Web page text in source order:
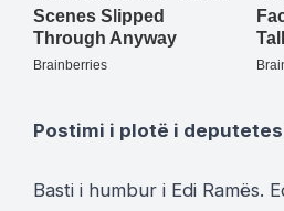
Postimi i plotë i deputetes
Basti i humbur i Edi Ramës.